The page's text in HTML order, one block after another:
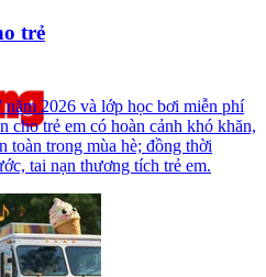
trẻ
2026 và lớp học bơi miễn phí
cho trẻ em có hoàn cảnh khó khăn,
toàn trong mùa hè; đồng thời
tai nạn thương tích trẻ em.